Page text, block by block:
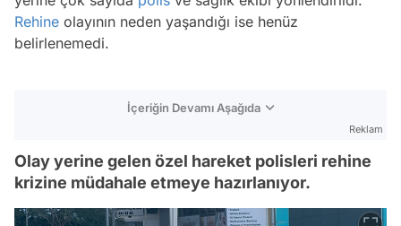
Rehine olayının neden yaşandığı ise henüz
belirlenemedi.
İçeriğin Devamı Aşağıda
Reklam
Olay yerine gelen özel hareket polisleri rehine
krizine müdahale etmeye hazırlanıyor.